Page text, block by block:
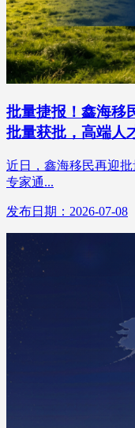
批量捷报！鑫海移
批量获批，高端人
近日，鑫海移民再迎
专家通...
发布日期：2026-07-08